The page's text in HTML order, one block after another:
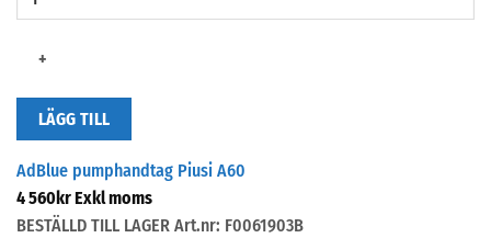
+
LÄGG TILL
AdBlue pumphandtag Piusi A60
4 560krExkl moms
BESTÄLLD TILL LAGER Art.nr: F0061903B